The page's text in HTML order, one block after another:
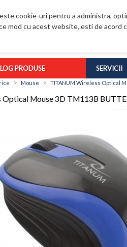
cookie-uri pentru a administra,
mod cu acest website, esti de
PRODUSE SERVICII
> Mouse > TITANUM Wireless Optical
Mouse 3D TM113B